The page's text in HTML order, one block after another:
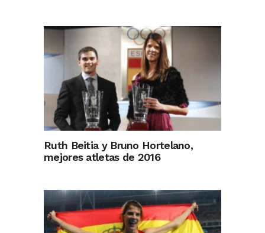
Ruth Beitia y Bruno Hortelano,
mejores atletas de 2016